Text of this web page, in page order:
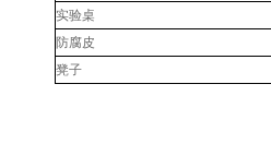
实验桌
防腐皮
凳子